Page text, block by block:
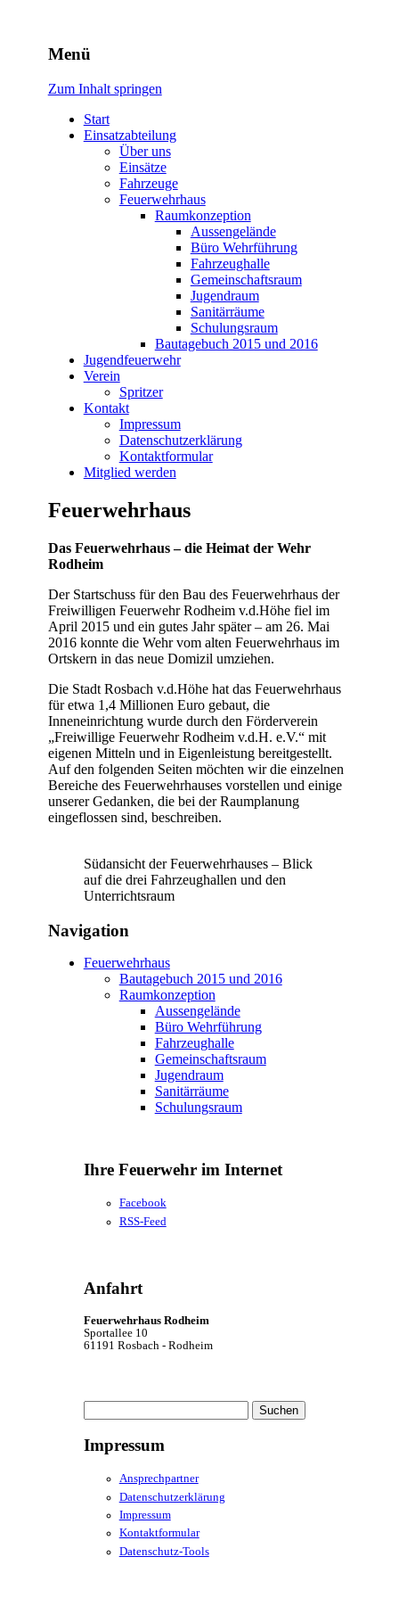
Freiwillige Feuerwehr
Rodheim v.d.H.
Menü
Zum Inhalt springen
Start
Einsatzabteilung
Über uns
Einsätze
Fahrzeuge
Feuerwehrhaus
Raumkonzeption
Aussengelände
Büro Wehrführung
Fahrzeughalle
Gemeinschaftsraum
Jugendraum
Sanitärräume
Schulungsraum
Bautagebuch 2015 und 2016
Jugendfeuerwehr
Verein
Spritzer
Kontakt
Impressum
Datenschutzerklärung
Kontaktformular
Mitglied werden
Feuerwehrhaus
Das Feuerwehrhaus – die Heimat der Wehr
Rodheim
Der Startschuss für den Bau des Feuerwehrhaus der
Freiwilligen Feuerwehr Rodheim v.d.Höhe fiel im
April 2015 und ein gutes Jahr später – am 26. Mai
2016 konnte die Wehr vom alten Feuerwehrhaus im
Ortskern in das neue Domizil umziehen.
Die Stadt Rosbach v.d.Höhe hat das Feuerwehrhaus
für etwa 1,4 Millionen Euro gebaut, die
Inneneinrichtung wurde durch den Förderverein
„Freiwillige Feuerwehr Rodheim v.d.H. e.V.“ mit
eigenen Mitteln und in Eigenleistung bereitgestellt.
Auf den folgenden Seiten möchten wir die einzelnen
Bereiche des Feuerwehrhauses vorstellen und einige
unserer Gedanken, die bei der Raumplanung
eingeflossen sind, beschreiben.
Südansicht der Feuerwehrhauses – Blick
auf die drei Fahrzeughallen und den
Unterrichtsraum
Navigation
Feuerwehrhaus
Bautagebuch 2015 und 2016
Raumkonzeption
Aussengelände
Büro Wehrführung
Fahrzeughalle
Gemeinschaftsraum
Jugendraum
Sanitärräume
Schulungsraum
Ihre Feuerwehr im Internet
Facebook
RSS-Feed
Anfahrt
Feuerwehrhaus Rodheim
Sportallee 10
61191 Rosbach - Rodheim
nach:
Impressum
Ansprechpartner
Datenschutzerklärung
Impressum
Kontaktformular
Datenschutz-Tools